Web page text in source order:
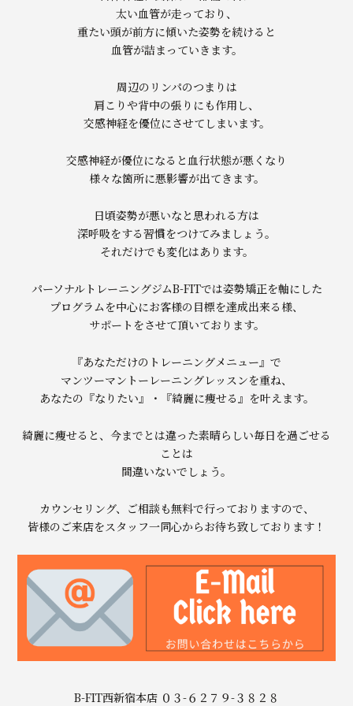
太い血管が走っており、
重たい頭が前方に傾いた姿勢を続けると
血管が詰まっていきます。
周辺のリンパのつまりは
肩こりや背中の張りにも作用し、
交感神経を優位にさせてしまいます。
交感神経が優位になると血行状態が悪くなり
様々な箇所に悪影響が出てきます。
日頃姿勢が悪いなと思われる方は
深呼吸をする習慣をつけてみましょう。
それだけでも変化はあります。
パーソナルトレーニングジムB-FITでは姿勢矯正を軸にした
プログラムを中心にお客様の目標を達成出来る様、
サポートをさせて頂いております。
『あなただけのトレーニングメニュー』で
マンツーマントーレーニングレッスンを重ね、
あなたの『なりたい』・『綺麗に痩せる』を叶えます。
綺麗に痩せると、今までとは違った素晴らしい毎日を過ごせる
ことは
間違いないでしょう。
カウンセリング、ご相談も無料で行っておりますので、
皆様のご来店をスタッフ一同心からお待ち致しております！
B-FIT西新宿本店 ０３-６２７９-３８２８